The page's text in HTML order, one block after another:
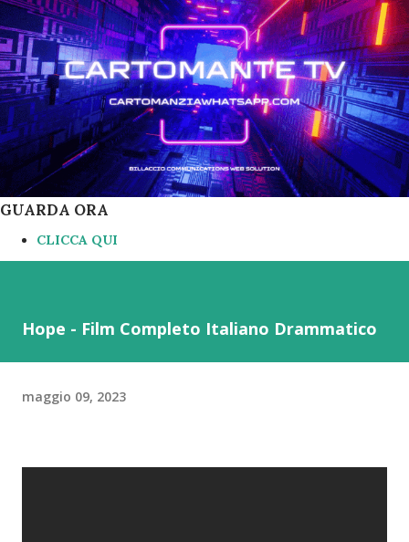
GUARDA ORA
CLICCA QUI
Hope - Film Completo Italiano Drammatico
maggio 09, 2023